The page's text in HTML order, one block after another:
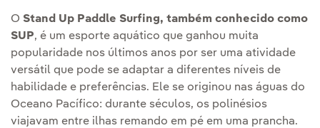
O Stand Up Paddle Surfing, também conhecido como
SUP, é um esporte aquático que ganhou muita
popularidade nos últimos anos por ser uma atividade
versátil que pode se adaptar a diferentes níveis de
habilidade e preferências. Ele se originou nas águas do
Oceano Pacífico: durante séculos, os polinésios
viajavam entre ilhas remando em pé em uma prancha.